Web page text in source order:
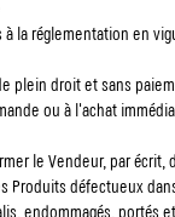
la réglementation en
plein droit et sans
ou à l'achat
le Vendeur, par
Produits défectueux
endommagés, portés